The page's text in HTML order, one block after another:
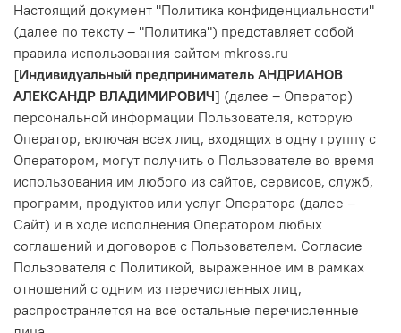
Настоящий документ "Политика конфиденциальности"
(далее по тексту – "Политика") представляет собой
правила использования сайтом mkross.ru
[Индивидуальный предприниматель АНДРИАНОВ
АЛЕКСАНДР ВЛАДИМИРОВИЧ] (далее – Оператор)
персональной информации Пользователя, которую
Оператор, включая всех лиц, входящих в одну группу с
Оператором, могут получить о Пользователе во время
использования им любого из сайтов, сервисов, служб,
программ, продуктов или услуг Оператора (далее –
Сайт) и в ходе исполнения Оператором любых
соглашений и договоров с Пользователем. Согласие
Пользователя с Политикой, выраженное им в рамках
отношений с одним из перечисленных лиц,
распространяется на все остальные перечисленные